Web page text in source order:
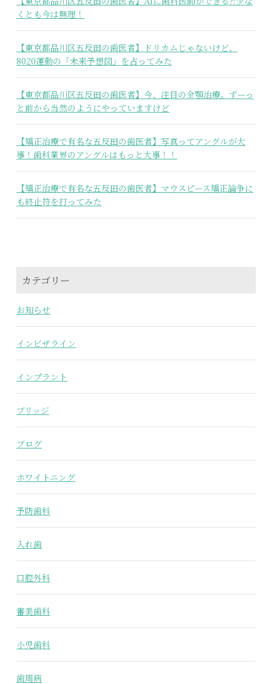
くとも今は無理！
【東京都品川区五反田の歯医者】ドリカムじゃないけど、
8020運動の「未来予想図」を占ってみた
【東京都品川区五反田の歯医者】今、注目の全顎治療。ずーっ
と前から当然のようにやっていますけど
【矯正治療で有名な五反田の歯医者】写真ってアングルが大
事！歯科業界のアングルはもっと大事！！
【矯正治療で有名な五反田の歯医者】マウスピース矯正論争に
も終止符を打ってみた
カテゴリー
お知らせ
インビザライン
インプラント
ブリッジ
ブログ
ホワイトニング
予防歯科
入れ歯
口腔外科
審美歯科
小児歯科
歯周病